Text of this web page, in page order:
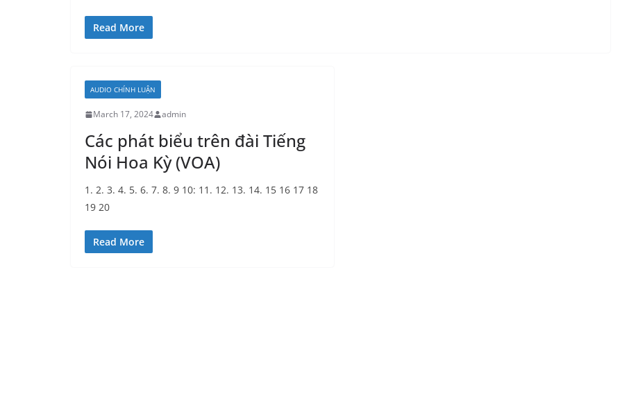
Read More
AUDIO CHÍNH LUẬN
March 17, 2024 admin
Các phát biểu trên đài Tiếng
Nói Hoa Kỳ (VOA)
1. 2. 3. 4. 5. 6. 7. 8. 9 10: 11. 12. 13. 14. 15 16 17 18
19 20
Read More